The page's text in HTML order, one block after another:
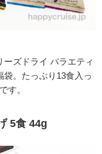
ズドライ バラエティ
。たっぷり13食入っ
す。
5食 44g